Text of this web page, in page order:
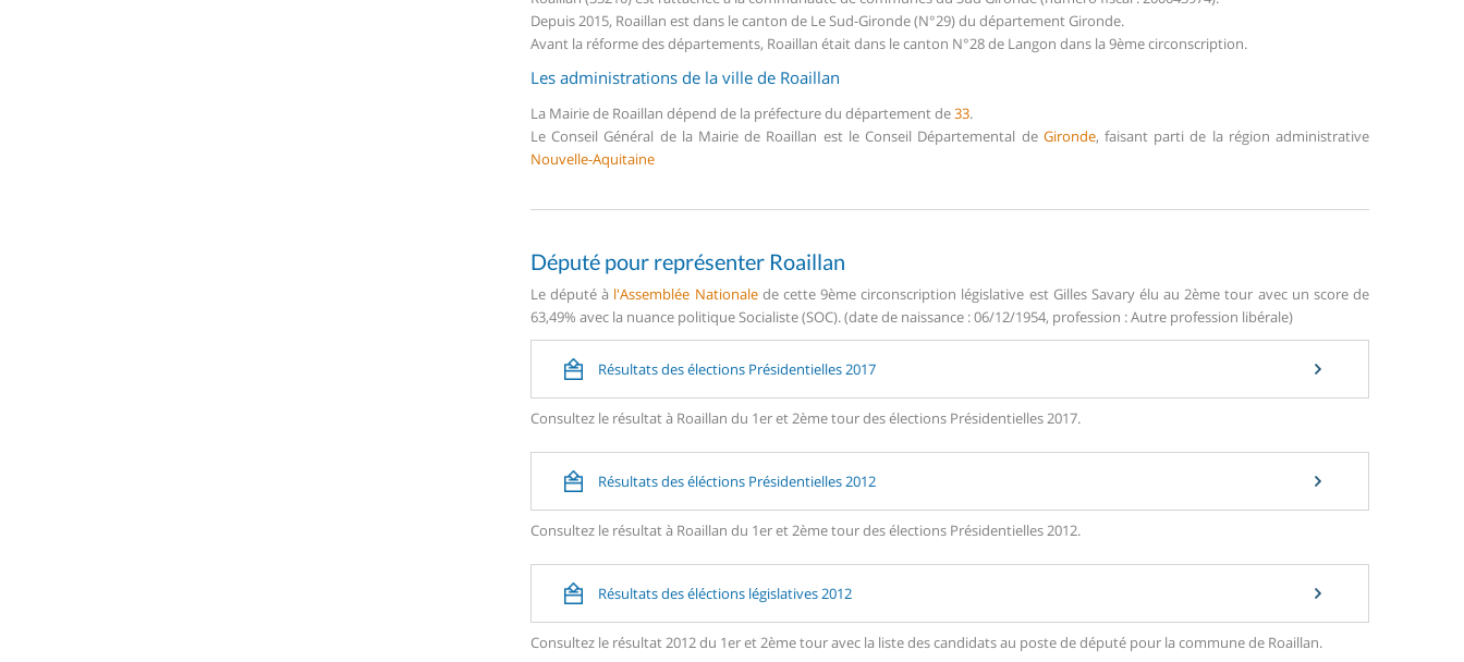
Depuis 2015, Roaillan est dans le canton de Le Sud-Gironde (N°29) du département Gironde.
Avant la réforme des départements, Roaillan était dans le canton N°28 de Langon dans la 9ème circonscription.
Les administrations de la ville de Roaillan
La Mairie de Roaillan dépend de la préfecture du département de33.
Le Conseil Général de la Mairie de Roaillan est le Conseil Départemental de Gironde, faisant parti de la région administrative
Nouvelle-Aquitaine
Député pour représenter Roaillan
Le député à l'Assemblée Nationalede cette 9ème circonscription législative est Gilles Savary élu au 2ème tour avec un score de
63,49% avec la nuance politique Socialiste (SOC). (date de naissance : 06/12/1954, profession : Autre profession libérale)
Résultats des élections Présidentielles 2017
Consultez le résultat à Roaillan du 1er et 2ème tour des élections Présidentielles 2017.
Résultats des éléctions Présidentielles 2012
Consultez le résultat à Roaillan du 1er et 2ème tour des élections Présidentielles 2012.
Résultats des éléctions législatives 2012
Consultez le résultat 2012 du 1er et 2ème tour avec la liste des candidats au poste de député pour la commune de Roaillan.